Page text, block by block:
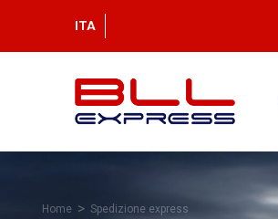
ITA
Home > Spedizione express